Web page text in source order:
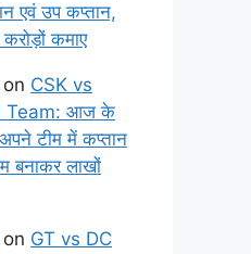
एवं उप कप्तान,
कमाए
on CSK vs
Team: आज के
टीम में कप्तान
बनाकर लाखों
on GT vs DC